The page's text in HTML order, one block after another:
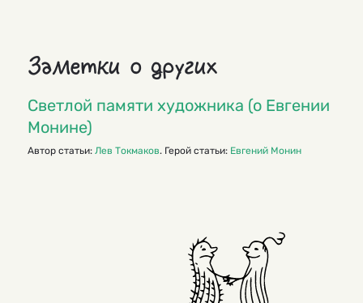
Заметки о других
Светлой памяти художника (о Евгении
Монине)
Автор статьи: Лев Токмаков. Герой статьи: Евгений Монин